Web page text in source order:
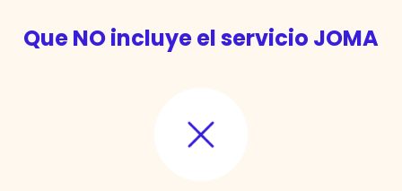
Que NO incluye el servicio JOMA